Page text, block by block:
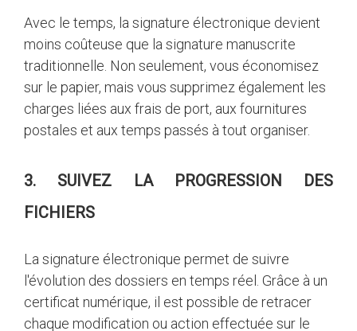
Avec le temps, la signature électronique devient
moins coûteuse que la signature manuscrite
traditionnelle. Non seulement, vous économisez
sur le papier, mais vous supprimez également les
charges liées aux frais de port, aux fournitures
postales et aux temps passés à tout organiser.
3. SUIVEZ LA PROGRESSION DES
FICHIERS
La signature électronique permet de suivre
l'évolution des dossiers en temps réel. Grâce à un
certificat numérique, il est possible de retracer
chaque modification ou action effectuée sur le